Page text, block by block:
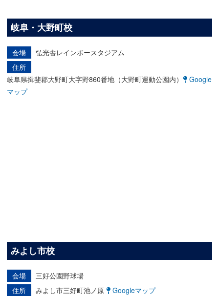
岐阜・大野町校
会場
弘光舎レインボースタジアム
住所
岐阜県揖斐郡大野町大字野860番地（大野町運動公園内）
Google
マップ
みよし市校
会場
三好公園野球場
住所
みよし市三好町池ノ原 Googleマップ